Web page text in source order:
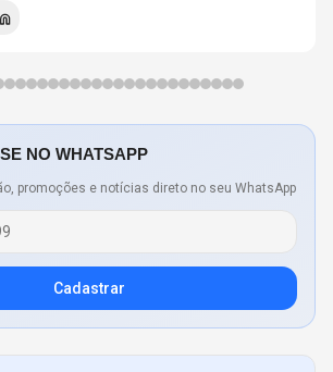
NO WHATSAPP
promoções e notícias direto no seu WhatsApp
Cadastrar